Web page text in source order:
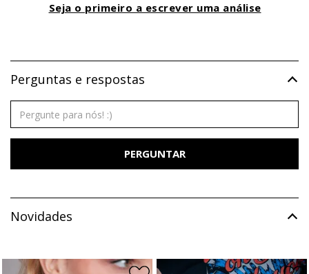
Seja o primeiro a escrever uma análise
Perguntas e respostas
PERGUNTAR
Novidades